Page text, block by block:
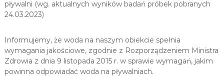
pływalni (wg. aktualnych wyników badań próbek pobranych
24.03.2023)
Informujemy, że woda na naszym obiekcie spełnia
wymagania jakościowe, zgodnie z Rozporządzeniem Ministra
Zdrowia z dnia 9 listopada 2015 r. w sprawie wymagań, jakim
powinna odpowiadać woda na pływalniach.